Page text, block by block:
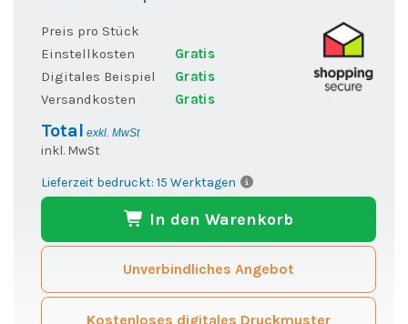
Preis pro Stück
Einstellkosten
Gratis
Digitales Beispiel
Gratis
Versandkosten
Gratis
Total exkl. MwSt
inkl. MwSt
Lieferzeit bedruckt: 15 Werktagen
In den Warenkorb
Unverbindliches Angebot
Kostenloses digitales Druckmuster